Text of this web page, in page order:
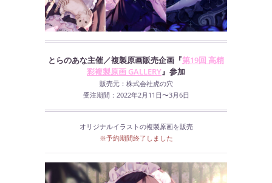
とらのあな主催／複製原画販売企画『第19回 高精
彩複製原画 GALLERY』参加
販売元：株式会社虎の穴
受注期間：2022年2月11日〜3月6日
オリジナルイラストの複製原画を販売
※予約期間終了しました